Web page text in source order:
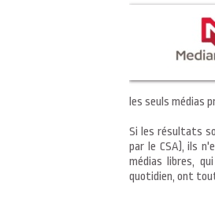
les seuls médias
Si les résultats
par le CSA), ils
médias libres,
quotidien, ont